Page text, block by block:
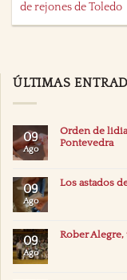
de rejones de Toledo
ÚLTIMAS
09
Ago
Orden de
Pontevedra
09
Ago
Los astados
09
Ago
Rober